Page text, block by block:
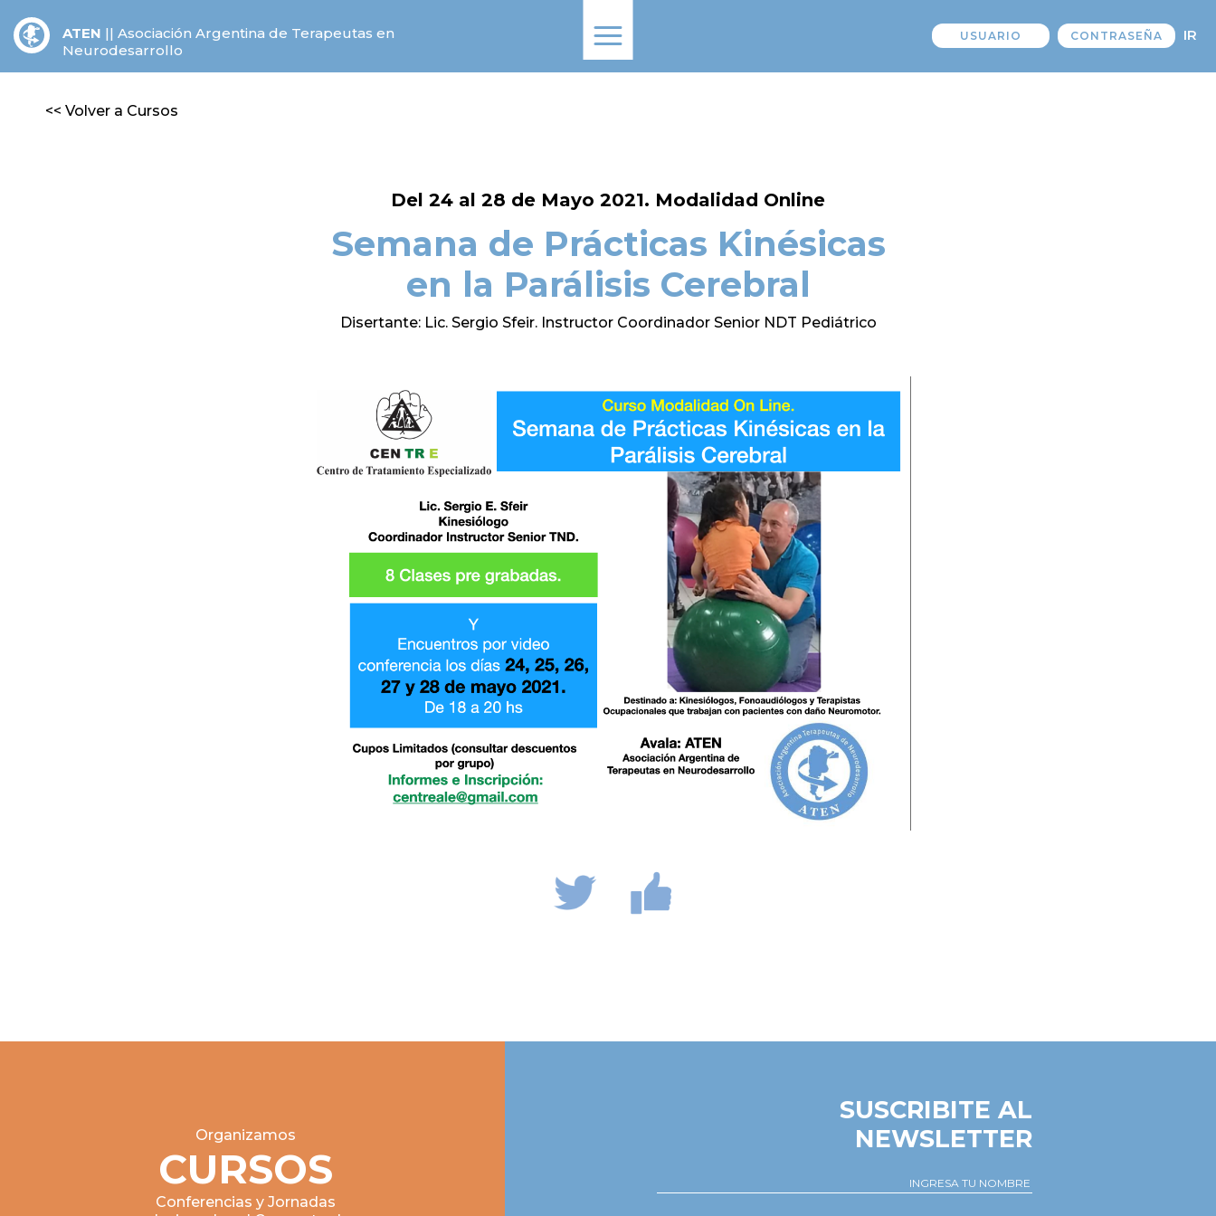
IR
ATEN || Asociación Argentina de Terapeutas en
Neurodesarrollo
<< Volver a Cursos
Del 24 al 28 de Mayo 2021. Modalidad Online
Semana de Prácticas Kinésicas
en la Parálisis Cerebral
Disertante: Lic. Sergio Sfeir. Instructor Coordinador Senior NDT Pediátrico
Organizamos
CURSOS
Conferencias y Jornadas
SUSCRIBITE AL
NEWSLETTER